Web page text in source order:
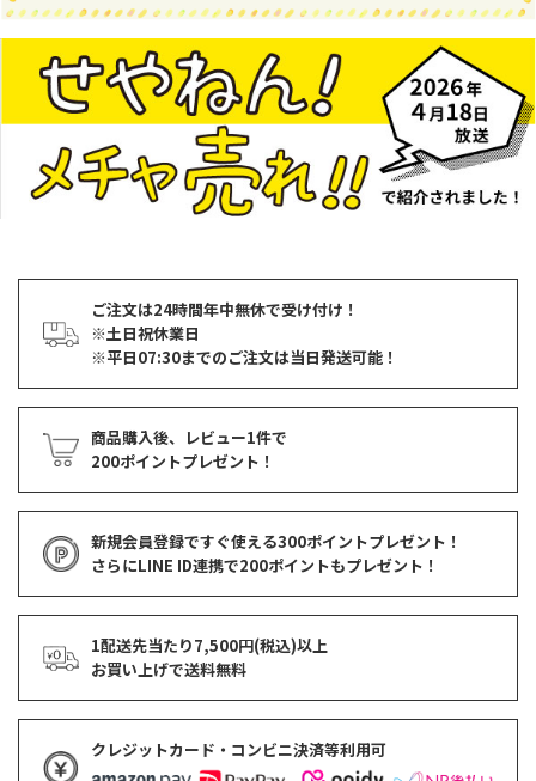
ご注文は24時間年中無休で受け付け！
※土日祝休業日
※平日07:30までのご注文は当日発送可能！
商品購入後、レビュー1件で
200ポイントプレゼント！
新規会員登録ですぐ使える300ポイントプレゼント！
さらにLINE ID連携で200ポイントもプレゼント！
1配送先当たり7,500円(税込)以上
お買い上げで送料無料
クレジットカード・コンビニ決済等利用可